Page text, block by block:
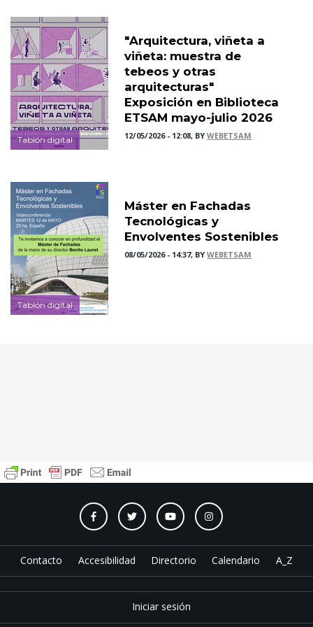
Tablón digital
"Arquitectura, viñeta a
viñeta: muestra de
tebeos y otras
arquitecturas"
Exposición en Biblioteca
ETSAM mayo-julio 2026
12/05/2026 - 12:08, BYWEBETSAM
Tablón digital
Máster en Fachadas
Tecnológicas y
Envolventes Sostenibles
08/05/2026 - 14:37, BYWEBETSAM
Contacto Accesibilidad Directorio Calendario A_Z
Iniciar sesión